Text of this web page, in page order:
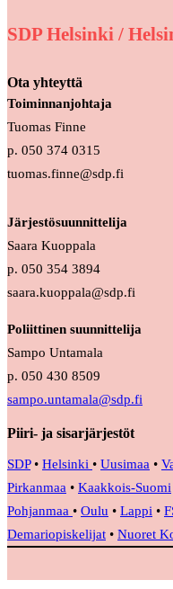
SDP Helsinki /
Ota yhteyttä
Toiminnanjohtaja
Tuomas Finne
p. 050 374 0315
tuomas.finne@sdp.fi
Järjestösuunnittelija
Saara Kuoppala
p. 050 354 3894
saara.kuoppala@sdp.fi
Poliittinen suunnittelija
Sampo Untamala
p. 050 430 8509
sampo.untamala@sdp.fi
Piiri- ja sisarjärjestöt
SDP• Helsinki • Uusimaa •
Pirkanmaa • Kaakkois-Suomi
Pohjanmaa • Oulu • Lappi •
Demariopiskelijat • Nuoret